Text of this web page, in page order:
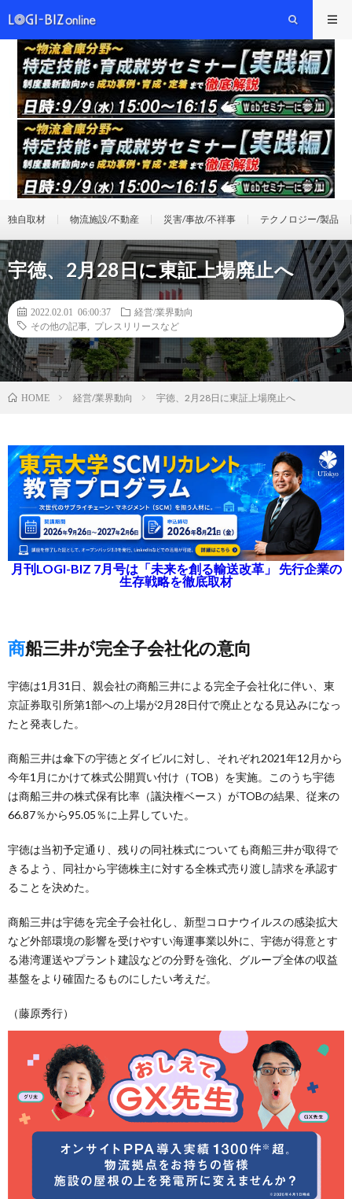
独自取材 物流施設/不動産 災害/事故/不祥事 テクノロジー/製品
宇徳、2月28日に東証上場廃止へ
2022.02.01 06:00:37
経営/業界動向
その他の記事
プレスリリースなど
HOME 経営/業界動向 宇徳、2月28日に東証上場廃止へ
月刊LOGI-BIZ 7月号は「未来を創る輸送改革」 先行企業の
生存戦略を徹底取材
商船三井が完全子会社化の意向
宇徳は1月31日、親会社の商船三井による完全子会社化に伴い、東
京証券取引所第1部への上場が2月28日付で廃止となる見込みになっ
たと発表した。
商船三井は傘下の宇徳とダイビルに対し、それぞれ2021年12月から
今年1月にかけて株式公開買い付け（TOB）を実施。このうち宇徳
は商船三井の株式保有比率（議決権ベース）がTOBの結果、従来の
66.87％から95.05％に上昇していた。
宇徳は当初予定通り、残りの同社株式についても商船三井が取得で
きるよう、同社から宇徳株主に対する全株式売り渡し請求を承認す
ることを決めた。
商船三井は宇徳を完全子会社化し、新型コロナウイルスの感染拡大
など外部環境の影響を受けやすい海運事業以外に、宇徳が得意とす
る港湾運送やプラント建設などの分野を強化、グループ全体の収益
基盤をより確固たるものにしたい考えだ。
（藤原秀行）